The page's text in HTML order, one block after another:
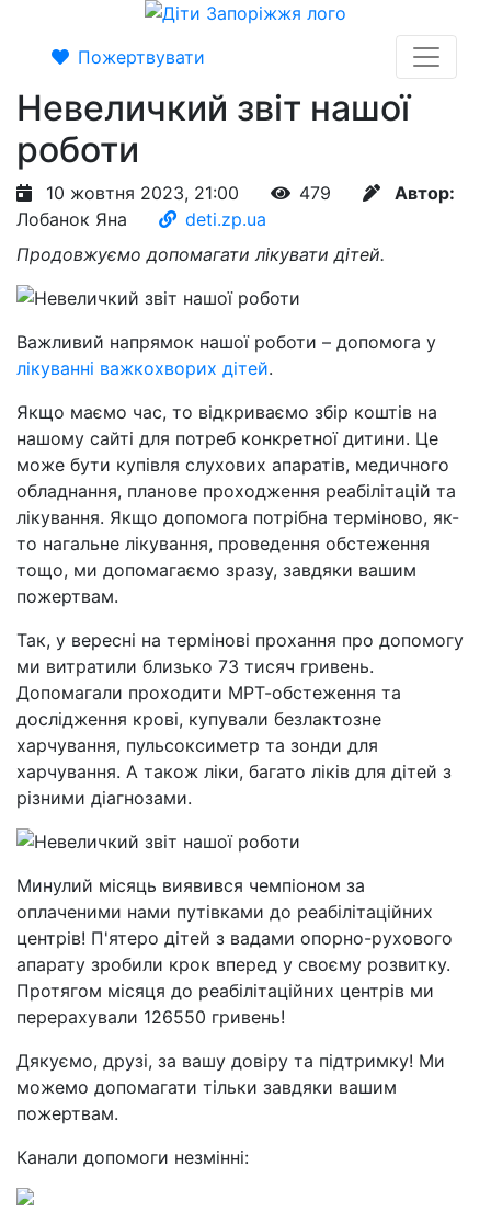
Пожертвувати
Невеличкий звіт нашої
роботи
10 жовтня 2023, 21:00 479
Автор:
Лобанок Яна
deti.zp.ua
Продовжуємо допомагати лікувати дітей.
Важливий напрямок нашої роботи – допомога у
лікуванні важкохворих дітей.
Якщо маємо час, то відкриваємо збір коштів на
нашому сайті для потреб конкретної дитини. Це
може бути купівля слухових апаратів, медичного
обладнання, планове проходження реабілітацій та
лікування. Якщо допомога потрібна терміново, як-
то нагальне лікування, проведення обстеження
тощо, ми допомагаємо зразу, завдяки вашим
пожертвам.
Так, у вересні на термінові прохання про допомогу
ми витратили близько 73 тисяч гривень.
Допомагали проходити МРТ-обстеження та
дослідження крові, купували безлактозне
харчування, пульсоксиметр та зонди для
харчування. А також ліки, багато ліків для дітей з
різними діагнозами.
Минулий місяць виявився чемпіоном за
оплаченими нами путівками до реабілітаційних
центрів! П'ятеро дітей з вадами опорно-рухового
апарату зробили крок вперед у своєму розвитку.
Протягом місяця до реабілітаційних центрів ми
перерахували 126550 гривень!
Дякуємо, друзі, за вашу довіру та підтримку! Ми
можемо допомагати тільки завдяки вашим
пожертвам.
Канали допомоги незмінні: